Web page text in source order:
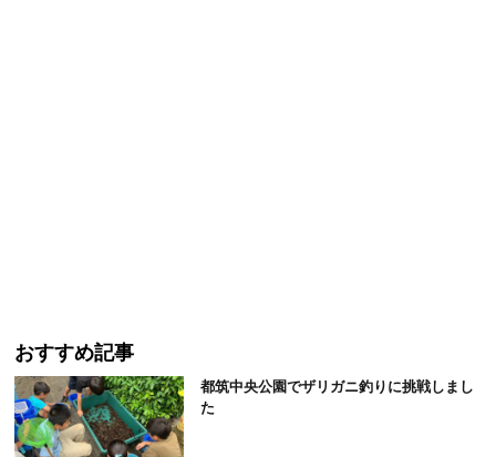
おすすめ記事
都筑中央公園でザリガニ釣りに挑戦しまし
た